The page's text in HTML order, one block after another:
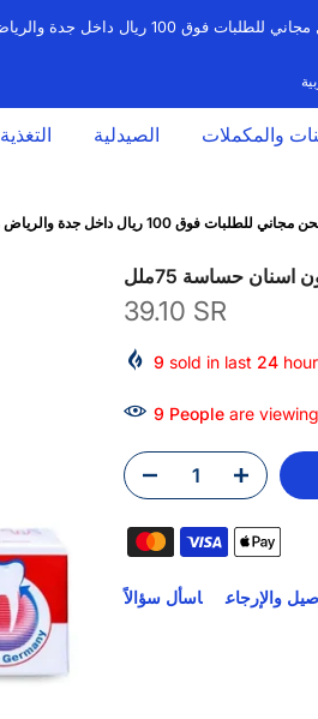
فوق 100 ريال داخل جدة والرياض وخميس مشيط وابها
التغذية الصيدلية والمكملات
للطلبات فوق 100 ريال داخل جدة والرياض وخميس مشيط وابها
حساسة 75ملل
39.10 SR
9 sold in last 24
19 Peopleare
والإرجاع اسأل سؤالاً